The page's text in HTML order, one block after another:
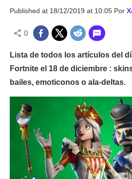
Published at 18/12/2019 at 10:05 Por
0
Lista de todos los artículos del
Fortnite el 18 de diciembre :
bailes, emoticonos o ala-deltas.